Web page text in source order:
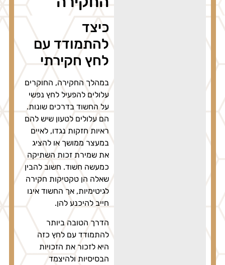
כיצד
להתמודד עם
לחץ חקירתי
במהלך החקירה, החוקרים
עלולים להפעיל לחץ נפשי
על החשוד בדרכים שונות.
הם עלולים לטעון שיש להם
ראיות חזקות נגדו, לאיים
במעצר ממושך או להציג
את שמירת זכות השתיקה
כמעשה חשוד. חשוב להבין
שאלה הן טקטיקות חקירה
לגיטימיות, אך החשוד אינו
חייב להיכנע להן.
הדרך הטובה ביותר
להתמודד עם לחץ כזה
היא לזכור את הזכויות
הבסיסיות ולהיצמד